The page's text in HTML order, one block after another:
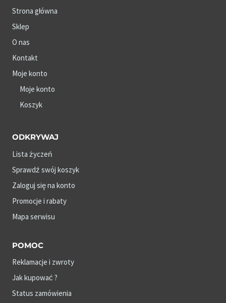
Strona główna
Sklep
O nas
Kontakt
Moje konto
Moje konto
Koszyk
ODKRYWAJ
Lista życzeń
Sprawdź swój koszyk
Zaloguj się na konto
Promocje i rabaty
Mapa serwisu
POMOC
Reklamacje i zwroty
Jak kupować ?
Status zamówienia